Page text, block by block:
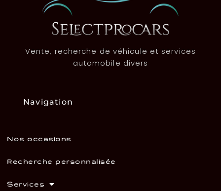
Vente, recherche de véhicule et services
automobile divers
Navigation
Nos occasions
Recherche personnalisée
Services